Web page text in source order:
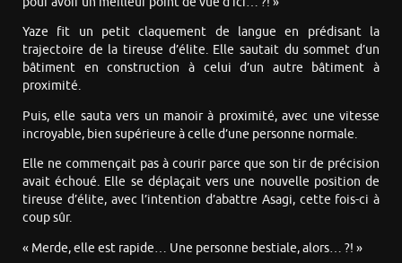
Yaze fit un petit claquement de langue en prédisant la
trajectoire de la tireuse d’élite. Elle sautait du sommet d’un
bâtiment en construction à celui d’un autre bâtiment à
proximité.
Puis, elle sauta vers un manoir à proximité, avec une vitesse
incroyable, bien supérieure à celle d’une personne normale.
Elle ne commençait pas à courir parce que son tir de précision
avait échoué. Elle se déplaçait vers une nouvelle position de
tireuse d’élite, avec l’intention d’abattre Asagi, cette fois-ci à
coup sûr.
« Merde, elle est rapide… Une personne bestiale, alors… ?! »